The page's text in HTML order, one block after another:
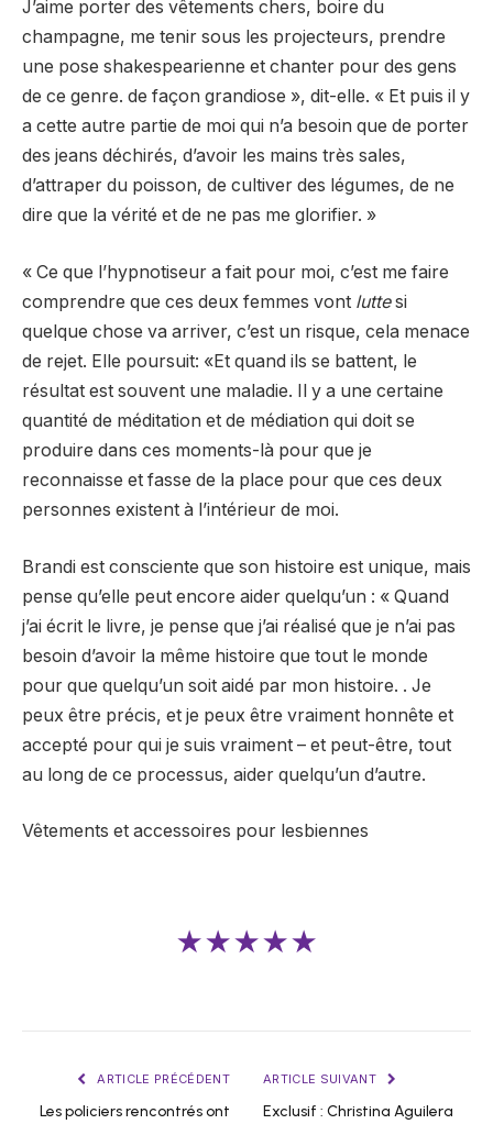
J’aime porter des vêtements chers, boire du
champagne, me tenir sous les projecteurs, prendre
une pose shakespearienne et chanter pour des gens
de ce genre. de façon grandiose », dit-elle. « Et puis il y
a cette autre partie de moi qui n’a besoin que de porter
des jeans déchirés, d’avoir les mains très sales,
d’attraper du poisson, de cultiver des légumes, de ne
dire que la vérité et de ne pas me glorifier. »
« Ce que l’hypnotiseur a fait pour moi, c’est me faire
comprendre que ces deux femmes vont luttesi
quelque chose va arriver, c’est un risque, cela menace
de rejet. Elle poursuit: «Et quand ils se battent, le
résultat est souvent une maladie. Il y a une certaine
quantité de méditation et de médiation qui doit se
produire dans ces moments-là pour que je
reconnaisse et fasse de la place pour que ces deux
personnes existent à l’intérieur de moi.
Brandi est consciente que son histoire est unique, mais
pense qu’elle peut encore aider quelqu’un : « Quand
j’ai écrit le livre, je pense que j’ai réalisé que je n’ai pas
besoin d’avoir la même histoire que tout le monde
pour que quelqu’un soit aidé par mon histoire. . Je
peux être précis, et je peux être vraiment honnête et
accepté pour qui je suis vraiment – ​​et peut-être, tout
au long de ce processus, aider quelqu’un d’autre.
Vêtements et accessoires pour lesbiennes
★★★★★
ARTICLE PRÉCÉDENT
Les policiers rencontrés ont
ARTICLE SUIVANT
Exclusif : Christina Aguilera